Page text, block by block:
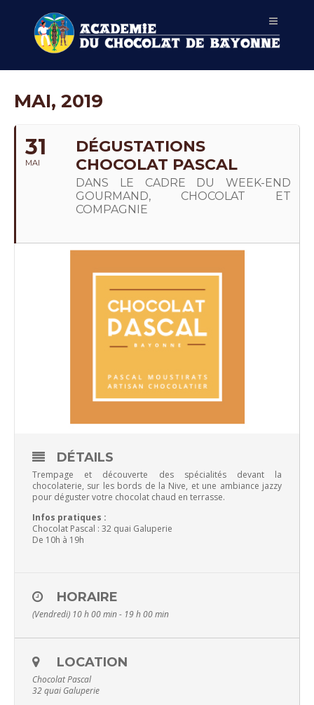
MAI, 2019
31
MAI
DÉGUSTATIONS
CHOCOLAT PASCAL
DANS LE CADRE DU WEEK-END
GOURMAND, CHOCOLAT ET
COMPAGNIE
DÉTAILS
Trempage et découverte des spécialités devant la
chocolaterie, sur les bords de la Nive, et une ambiance jazzy
pour déguster votre chocolat chaud en terrasse.
Infos pratiques :
Chocolat Pascal : 32 quai Galuperie
De 10h à 19h
HORAIRE
(Vendredi) 10 h 00 min - 19 h 00 min
LOCATION
Chocolat Pascal
32 quai Galuperie